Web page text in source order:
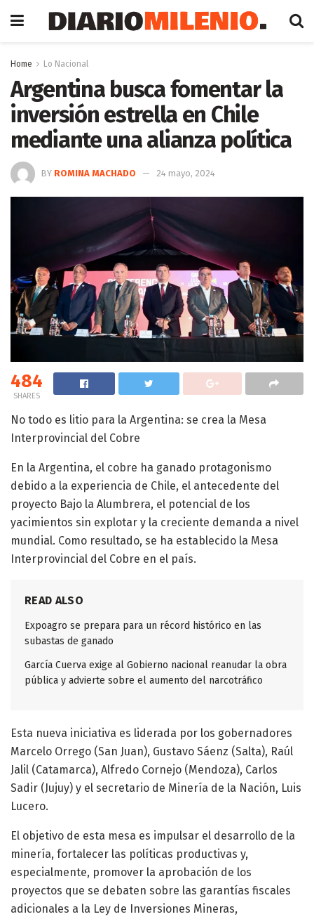
Home Lo Nacional
Argentina busca fomentar la
inversión estrella en Chile
mediante una alianza política
BY ROMINA MACHADO 24 mayo, 2024
484
SHARES
No todo es litio para la Argentina: se crea la Mesa
Interprovincial del Cobre
En la Argentina, el cobre ha ganado protagonismo
debido a la experiencia de Chile, el antecedente del
proyecto Bajo la Alumbrera, el potencial de los
yacimientos sin explotar y la creciente demanda a nivel
mundial. Como resultado, se ha establecido la Mesa
Interprovincial del Cobre en el país.
READ ALSO
Expoagro se prepara para un récord histórico en las
subastas de ganado
García Cuerva exige al Gobierno nacional reanudar la obra
pública y advierte sobre el aumento del narcotráfico
Esta nueva iniciativa es liderada por los gobernadores
Marcelo Orrego (San Juan), Gustavo Sáenz (Salta), Raúl
Jalil (Catamarca), Alfredo Cornejo (Mendoza), Carlos
Sadir (Jujuy) y el secretario de Minería de la Nación, Luis
Lucero.
El objetivo de esta mesa es impulsar el desarrollo de la
minería, fortalecer las políticas productivas y,
especialmente, promover la aprobación de los
proyectos que se debaten sobre las garantías fiscales
adicionales a la Ley de Inversiones Mineras,